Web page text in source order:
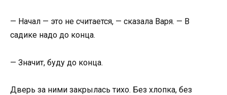
— Начал — это не считается, — сказала Варя. — В
садике надо до конца.
— Значит, буду до конца.
Дверь за ними закрылась тихо. Без хлопка, без